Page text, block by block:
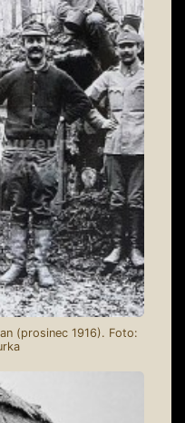
(prosinec 1916). Foto: